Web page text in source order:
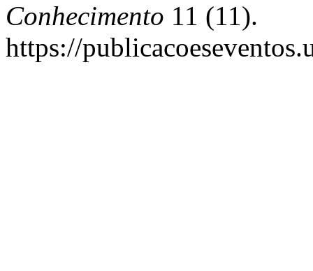
Conhecimento 11 (11).
https://